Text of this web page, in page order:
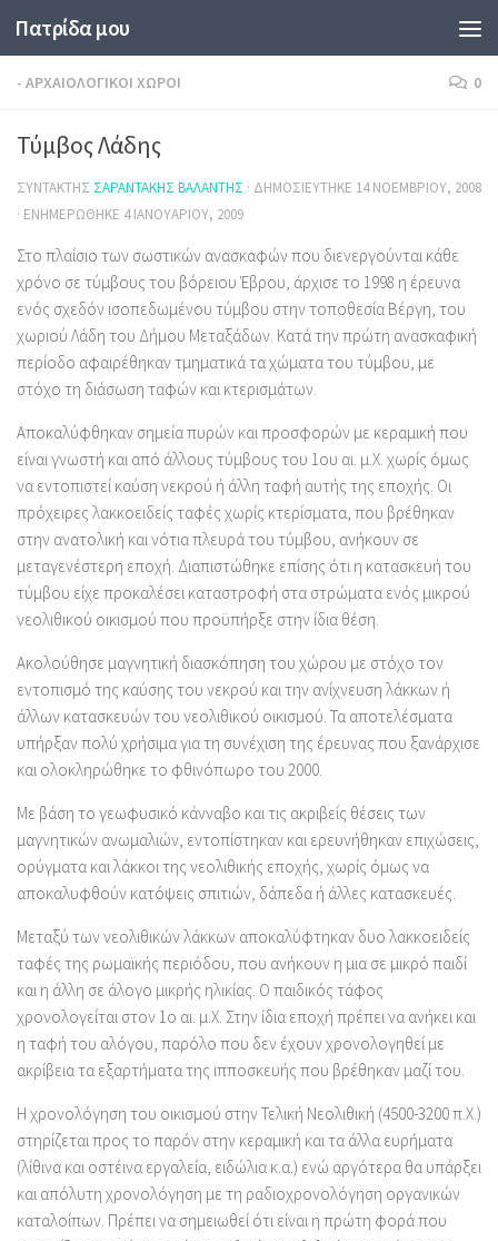
Skip to content
Πατρίδα μου
- ΑΡΧΑΙΟΛΟΓΙΚΟΊ ΧΏΡΟΙ 0
Τύμβος Λάδης
ΣΥΝΤΆΚΤΗΣ ΣΑΡΑΝΤΆΚΗΣ ΒΑΛΆΝΤΗΣ · ΔΗΜΟΣΙΕΎΤΗΚΕ 14 ΝΟΕΜΒΡΊΟΥ, 2008
· ΕΝΗΜΕΡΏΘΗΚΕ 4 ΙΑΝΟΥΑΡΊΟΥ, 2009
Στο πλαίσιο των σωστικών ανασκαφών που διενεργούνται κάθε
χρόνο σε τύμβους του βόρειου Έβρου, άρχισε το 1998 η έρευνα
ενός σχεδόν ισοπεδωμένου τύμβου στην τοποθεσία Βέργη, του
χωριού Λάδη του Δήμου Μεταξάδων. Κατά την πρώτη ανασκαφική
περίοδο αφαιρέθηκαν τμηματικά τα χώματα του τύμβου, με
στόχο τη διάσωση ταφών και κτερισμάτων.
Αποκαλύφθηκαν σημεία πυρών και προσφορών με κεραμική που
είναι γνωστή και από άλλους τύμβους του 1ου αι. μ.Χ. χωρίς όμως
να εντοπιστεί καύση νεκρού ή άλλη ταφή αυτής της εποχής. Οι
πρόχειρες λακκοειδείς ταφές χωρίς κτερίσματα, που βρέθηκαν
στην ανατολική και νότια πλευρά του τύμβου, ανήκουν σε
μεταγενέστερη εποχή. Διαπιστώθηκε επίσης ότι η κατασκευή του
τύμβου είχε προκαλέσει καταστροφή στα στρώματα ενός μικρού
νεολιθικού οικισμού που προϋπήρξε στην ίδια θέση.
Ακολούθησε μαγνητική διασκόπηση του χώρου με στόχο τον
εντοπισμό της καύσης του νεκρού και την ανίχνευση λάκκων ή
άλλων κατασκευών του νεολιθικού οικισμού. Τα αποτελέσματα
υπήρξαν πολύ χρήσιμα για τη συνέχιση της έρευνας που ξανάρχισε
και ολοκληρώθηκε το φθινόπωρο του 2000.
Με βάση το γεωφυσικό κάνναβο και τις ακριβείς θέσεις των
μαγνητικών ανωμαλιών, εντοπίστηκαν και ερευνήθηκαν επιχώσεις,
ορύγματα και λάκκοι της νεολιθικής εποχής, χωρίς όμως να
αποκαλυφθούν κατόψεις σπιτιών, δάπεδα ή άλλες κατασκευές.
Μεταξύ των νεολιθικών λάκκων αποκαλύφτηκαν δυο λακκοειδείς
ταφές της ρωμαϊκής περιόδου, που ανήκουν η μια σε μικρό παιδί
και η άλλη σε άλογο μικρής ηλικίας. Ο παιδικός τάφος
χρονολογείται στον 1ο αι. μ.Χ. Στην ίδια εποχή πρέπει να ανήκει και
η ταφή του αλόγου, παρόλο που δεν έχουν χρονολογηθεί με
ακρίβεια τα εξαρτήματα της ιπποσκευής που βρέθηκαν μαζί του.
Η χρονολόγηση του οικισμού στην Τελική Νεολιθική (4500-3200 π.Χ.)
στηρίζεται προς το παρόν στην κεραμική και τα άλλα ευρήματα
(λίθινα και οστέινα εργαλεία, ειδώλια κ.α.) ενώ αργότερα θα υπάρξει
και απόλυτη χρονολόγηση με τη ραδιοχρονολόγηση οργανικών
καταλοίπων. Πρέπει να σημειωθεί ότι είναι η πρώτη φορά που